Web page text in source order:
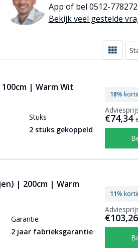
App of bel 0512-778272
Bekijk veel gestelde
| Warm Wit
Stuks
2 stuks gekoppeld
18%
€74,34
| 200cm | Warm
Garantie
2 jaar fabrieksgarantie
11%
€103,26